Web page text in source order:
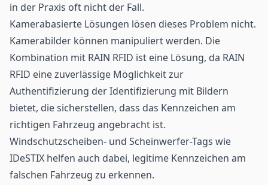
in der Praxis oft nicht der Fall.
Kamerabasierte Lösungen lösen dieses Problem nicht.
Kamerabilder können manipuliert werden. Die
Kombination mit RAIN RFID ist eine Lösung, da RAIN
RFID eine zuverlässige Möglichkeit zur
Authentifizierung der Identifizierung mit Bildern
bietet, die sicherstellen, dass das Kennzeichen am
richtigen Fahrzeug angebracht ist.
Windschutzscheiben- und Scheinwerfer-Tags wie
IDeSTIX helfen auch dabei, legitime Kennzeichen am
falschen Fahrzeug zu erkennen.